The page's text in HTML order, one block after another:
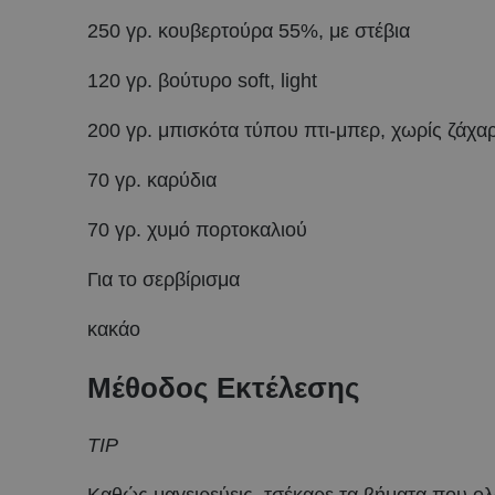
250 γρ. κουβερτούρα 55%, με στέβια
120 γρ. βούτυρο soft, light
200 γρ. μπισκότα τύπου πτι-μπερ, χωρίς
70 γρ. καρύδια
70 γρ. χυμό πορτοκαλιού
Για το σερβίρισμα
κακάο
Μέθοδος Εκτέλεσης
TIP